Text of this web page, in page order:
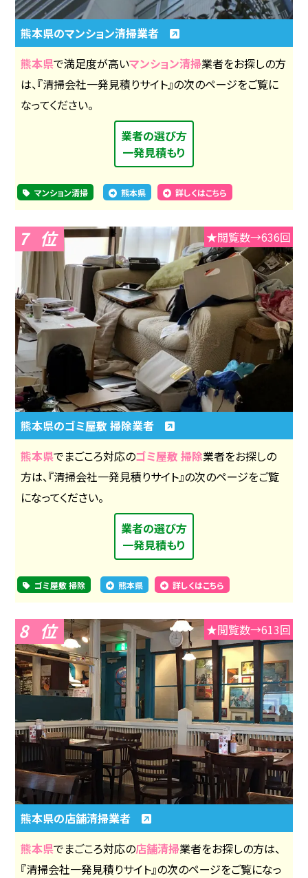
熊本県のマンション清掃業者
熊本県で満足度が高いマンション清掃業者をお探しの方
は、『清掃会社一発見積りサイト』の次のページをご覧に
なってください。
業者の選び方
一発見積もり
マンション清掃 熊本県 詳しくはこちら
7 ★閲覧数→636回
熊本県のゴミ屋敷 掃除業者
熊本県でまごころ対応のゴミ屋敷 掃除業者をお探しの
方は、『清掃会社一発見積りサイト』の次のページをご覧
になってください。
業者の選び方
一発見積もり
ゴミ屋敷 掃除 熊本県 詳しくはこちら
8 ★閲覧数→613回
熊本県の店舗清掃業者
熊本県でまごころ対応の店舗清掃業者をお探しの方は、
『清掃会社一発見積りサイト』の次のページをご覧になっ